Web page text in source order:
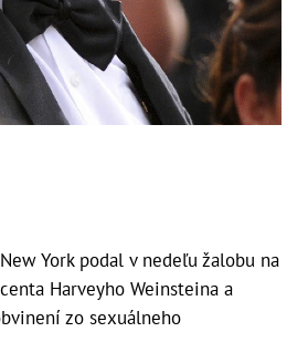
York podal v nedeľu žalobu na
Harveyho Weinsteina a
zo sexuálneho